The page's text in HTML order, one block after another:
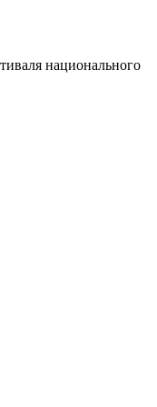
национального